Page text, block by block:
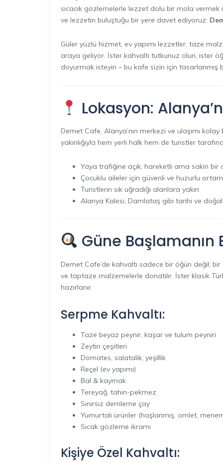
sıcacık gözlemelerle lezzet dolu bir mola
ve lezzetin buluştuğu bir yere davet ediyoruz:
Güler yüzlü hizmet, ev yapımı lezzetler, taze
araya geliyor. İster kahvaltı tutkunuz olun, ister
doyurmak isteyin – bu kafe sizin için tasarlanmış
Lokasyon:
Demet Cafe, Alanya’nın merkezi ve ulaşımı
yakınlığıyla hem yerli halk hem de turistler
Yaya trafiğine açık, hareketli ama sakin bir
Çocuklu aileler için güvenli ve huzurlu ortam
Turistlerin sık uğradığı alanlara yakın
Alanya Kalesi, Damlataş gibi tarihi ve
Güne Başlamanın
Demet Cafe’de kahvaltı sadece bir öğün değil;
ve taptaze malzemelerle donatılır. İster klasik
hazırlanır.
Serpme Kahvaltı:
Taze beyaz peynir, kaşar ve tulum peyniri
Zeytin çeşitleri
Domates, salatalık, yeşillik
Reçel (ev yapımı)
Bal & kaymak
Tereyağ, tahin-pekmez
Sınırsız demleme çay
Yumurtalı ürünler (haşlanmış, omlet,
Sıcak gözleme ikramı
Kişiye Özel Kahvaltı: